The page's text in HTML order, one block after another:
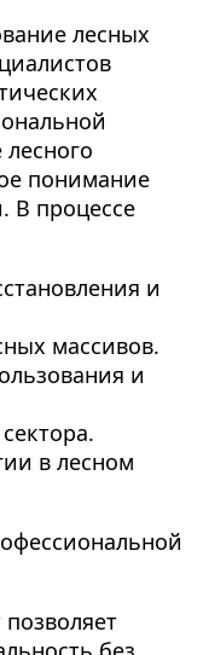
лесных
понимание
В процессе
и
массивов.
и
в лесном